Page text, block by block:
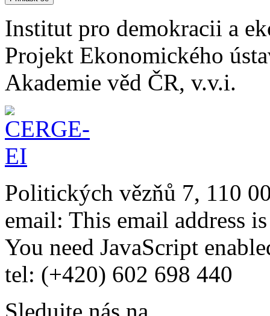
Institut pro demokracii a
Projekt Ekonomického
Akademie věd ČR, v.v.i.
Politických vězňů 7, 110
email: This email address
You need JavaScript
tel: (+420) 602 698 440